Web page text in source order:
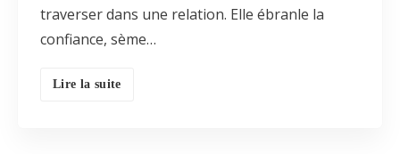
traverser dans une relation. Elle ébranle la
confiance, sème…
Lire la suite